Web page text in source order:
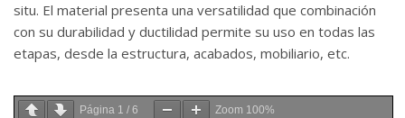
situ. El material presenta una versatilidad que combinación
con su durabilidad y ductilidad permite su uso en todas las
etapas, desde la estructura, acabados, mobiliario, etc.
Página 1 / 6 Zoom 100%